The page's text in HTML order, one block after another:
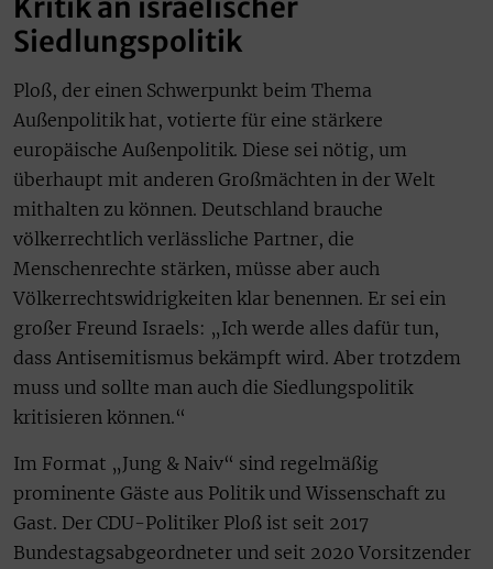
Kritik an israelischer
Siedlungspolitik
Ploß, der einen Schwerpunkt beim Thema
Außenpolitik hat, votierte für eine stärkere
europäische Außenpolitik. Diese sei nötig, um
überhaupt mit anderen Großmächten in der Welt
mithalten zu können. Deutschland brauche
völkerrechtlich verlässliche Partner, die
Menschenrechte stärken, müsse aber auch
Völkerrechtswidrigkeiten klar benennen. Er sei ein
großer Freund Israels: „Ich werde alles dafür tun,
dass Antisemitismus bekämpft wird. Aber trotzdem
muss und sollte man auch die Siedlungspolitik
kritisieren können.“
Im Format „Jung & Naiv“ sind regelmäßig
prominente Gäste aus Politik und Wissenschaft zu
Gast. Der CDU-Politiker Ploß ist seit 2017
Bundestagsabgeordneter und seit 2020 Vorsitzender